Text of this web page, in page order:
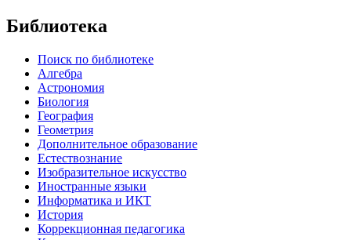
Библиотека
Поиск по библиотеке
Алгебра
Астрономия
Биология
География
Геометрия
Дополнительное образование
Естествознание
Изобразительное искусство
Иностранные языки
Информатика и ИКТ
История
Коррекционная педагогика